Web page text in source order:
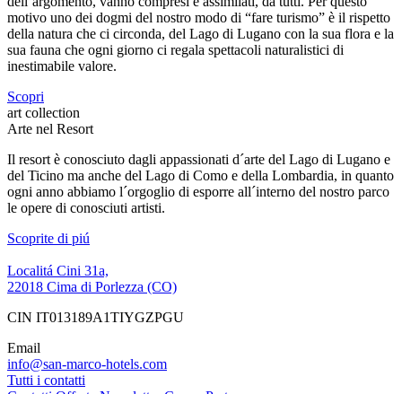
motivo uno dei dogmi del nostro modo di “fare turismo” è il rispetto
della natura che ci circonda, del Lago di Lugano con la sua flora e la
sua fauna che ogni giorno ci regala spettacoli naturalistici di
inestimabile valore.
Scopri
art collection
Arte nel Resort
Il resort è conosciuto dagli appassionati d´arte del Lago di Lugano e
del Ticino ma anche del Lago di Como e della Lombardia, in quanto
ogni anno abbiamo l´orgoglio di esporre all´interno del nostro parco
le opere di conosciuti artisti.
Scoprite di piú
Localitá Cini 31a,
22018 Cima di Porlezza (CO)
CIN IT013189A1TIYGZPGU
Email
info@san-marco-hotels.com
Tutti i contatti